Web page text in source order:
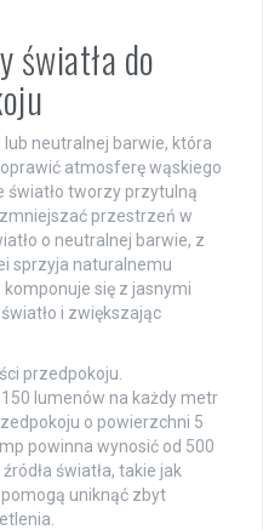
światła do
lub neutralnej barwie, która
atmosferę wąskiego
światło tworzy przytulną
przestrzeń w
o neutralnej barwie, z
sprzyja naturalnemu
się z jasnymi
i zwiększając
przedpokoju.
lumenów na każdy metr
o powierzchni 5
powinna wynosić od 500
światła, takie jak
uniknąć zbyt